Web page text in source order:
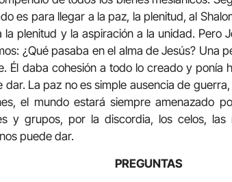
es para llegar a la paz, la plenitud, al
plenitud y la aspiración a la unidad. Pero
¿Qué pasaba en el alma de Jesús? Una
Él daba cohesión a todo lo creado y ponía
dar. La paz no es simple ausencia de
el mundo estará siempre amenazado
y grupos, por la discordia, los celos, las
puede dar.
PREGUNTAS